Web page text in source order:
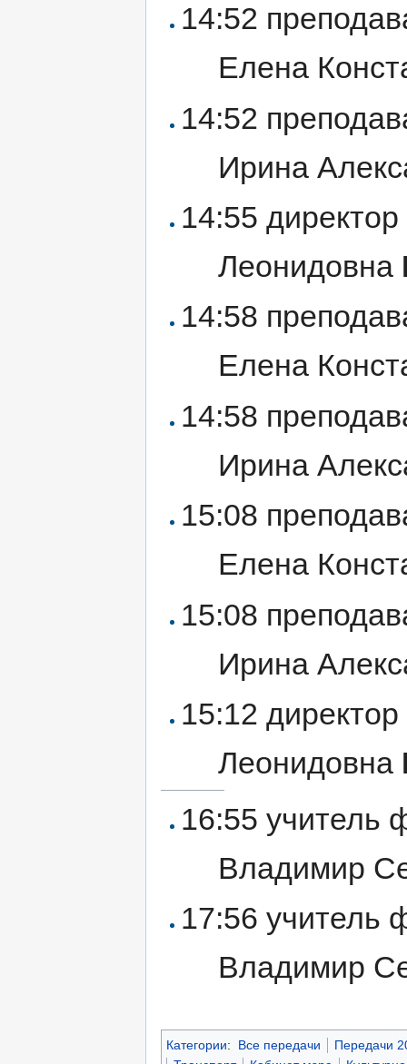
14:52
Елена
14:52
Ирина
14:55
Леонидовна
14:58
Елена
14:58
Ирина
15:08
Елена
15:08
Ирина
15:12
Леонидовна
16:55 учитель
Владимир
17:56 учитель
Владимир
Категории: Все передачи
Передачи